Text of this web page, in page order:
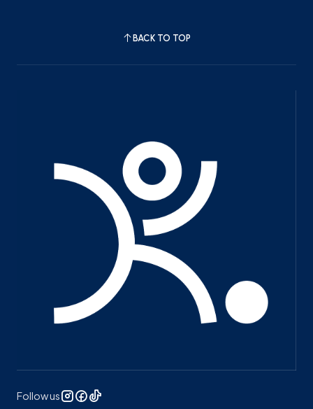
BACK TO TOP
Follow us